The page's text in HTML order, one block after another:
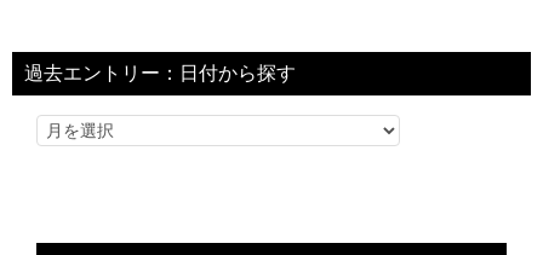
過去エントリー：日付から探す